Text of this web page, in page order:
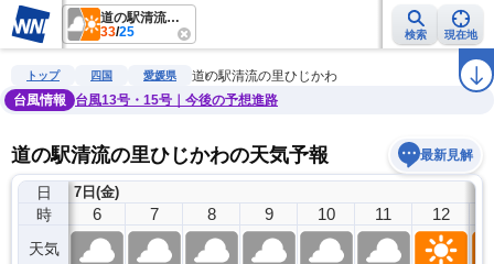
道の駅清流の里ひじかわ
33/25 検索 現在地
雨雲レーダー 台風情報 地震情報 警報・注意報 ラ
トップ 四国 愛媛県
道の駅清流の里ひじかわ
台風情報
台風13号・15号｜今後の予想進路
道の駅清流の里ひじかわの天気予報 最新見解
日
時
天気
7日(金)
5 6 7 8 9 10 11 12